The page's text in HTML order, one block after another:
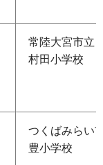
常陸大宮市立
村田小学校
つくばみらい
豊小学校